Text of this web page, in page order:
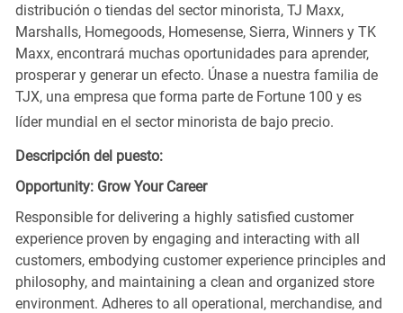
distribución o tiendas del sector minorista, TJ Maxx,
Marshalls, Homegoods, Homesense, Sierra, Winners y TK
Maxx, encontrará muchas oportunidades para aprender,
prosperar y generar un efecto. Únase a nuestra familia de
TJX, una empresa que forma parte de Fortune 100 y es
líder mundial en el sector minorista de bajo precio.
Descripción del puesto:
Opportunity: Grow Your Career
Responsible for delivering a highly satisfied customer
experience proven by engaging and interacting with all
customers, embodying customer experience principles and
philosophy, and maintaining a clean and organized store
environment. Adheres to all operational, merchandise, and